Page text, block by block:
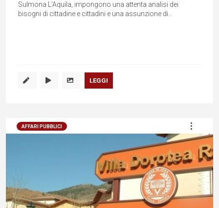
Sulmona L’Aquila, impongono una attenta analisi dei
bisogni di cittadine e cittadini e una assunzione di...
LEGGI
AFFARI PUBBLICI